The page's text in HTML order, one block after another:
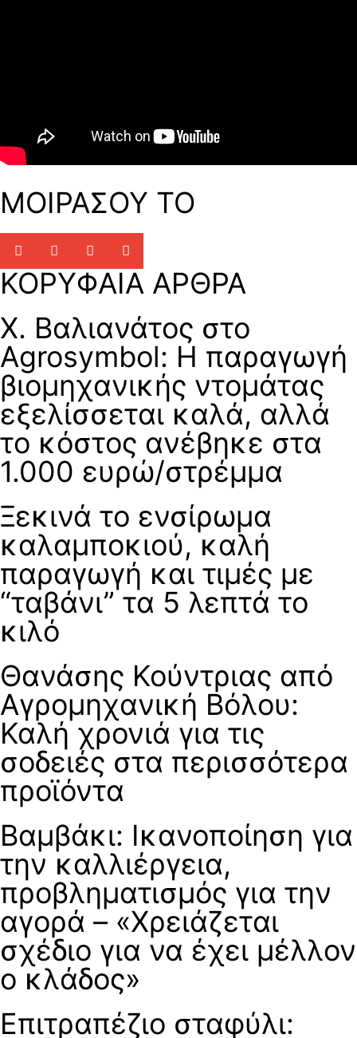
ΜΟΙΡΑΣΟΥ ΤΟ
ΚΟΡΥΦΑΙΑ ΑΡΘΡΑ
Χ. Βαλιανάτος στο
Agrosymbol: Η παραγωγή
βιομηχανικής ντομάτας
εξελίσσεται καλά, αλλά
το κόστος ανέβηκε στα
1.000 ευρώ/στρέμμα
Ξεκινά το ενσίρωμα
καλαμποκιού, καλή
παραγωγή και τιμές με
“ταβάνι” τα 5 λεπτά το
κιλό
Θανάσης Κούντριας από
Αγρομηχανική Βόλου:
Καλή χρονιά για τις
σοδειές στα περισσότερα
προϊόντα
Βαμβάκι: Ικανοποίηση για
την καλλιέργεια,
προβληματισμός για την
αγορά – «Χρειάζεται
σχέδιο για να έχει μέλλον
ο κλάδος»
Επιτραπέζιο σταφύλι: